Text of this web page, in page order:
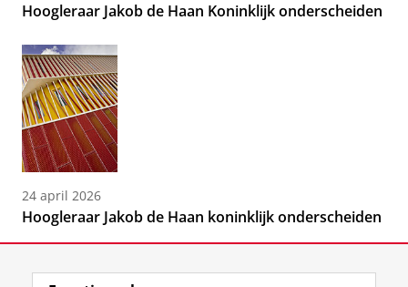
Hoogleraar Jakob de Haan Koninklijk onderscheiden
24 april 2026
Hoogleraar Jakob de Haan koninklijk onderscheiden